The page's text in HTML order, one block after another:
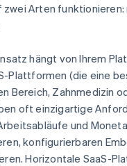
zwei Arten
hängt von Ihrem
Plattformen (die eine
Bereich, Zahnmedizin
oft einzigartige
und
konfigurierbaren
Horizontale SaaS-